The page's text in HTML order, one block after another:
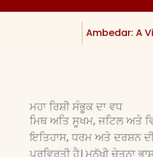
Ambedar: A
ਮਹਾ ਰਿਸ਼ੀ ਸੰਭੂਕ ਦਾ ਵਧ
ਮਿਥ ਅਤਿ ਸੂਖਮ, ਜਟਿਲ ਅਤੇ
ਇਤਿਹਾਸ, ਧਰਮ ਅਤੇ ਦਰਸ਼ਨ
ਪ੍ਰਵਿਰਤੀ ਹੈ। ਮਨੁੱਖੀ ਚੇਤਨਾ